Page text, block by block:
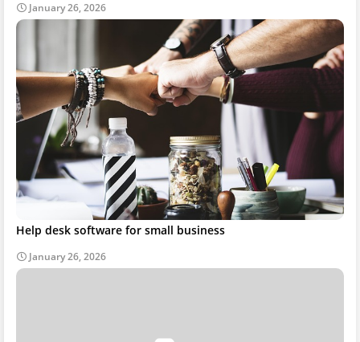
January 26, 2026
Help desk software for small business
January 26, 2026